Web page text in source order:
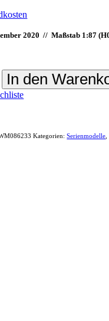
2020 // Maßstab 1:87
In den
Kategorien:Serienmodelle